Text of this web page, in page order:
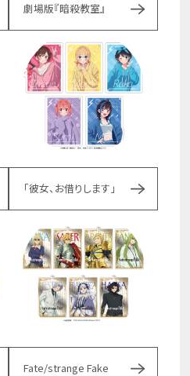
劇場版『暗殺教室』
「彼女、お借りします」
Fate/strange Fake